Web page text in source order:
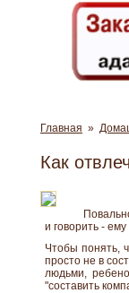
Главная »
Как
и говорить -
Чтобы понять,
просто не в
людьми,
"составить